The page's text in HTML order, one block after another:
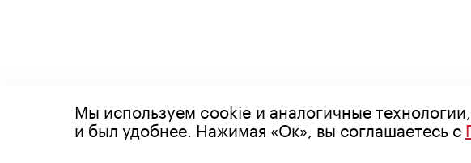
© 2026 Все права защищены
Мы используем cookie и аналогичные
и был удобнее. Нажимая «Ок», вы соглашаетесь с